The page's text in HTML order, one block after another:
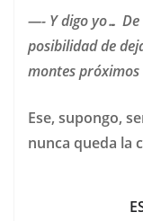
—- Y digo yo…
posibilidad de
montes próximos
Ese, supongo,
nunca queda la